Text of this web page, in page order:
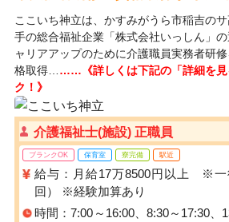
ここいち神立は、かすみがうら市稲吉の
手の総合福祉企業「株式会社いっしん」
ャリアアップのために介護職員実務者研
格取得… ……《詳しくは下記の「詳細を見
ク！》
介護福祉士(施設) 正職員
ブランクOK 保育室 寮完備 駅近
給与：月給17万8500円以上 ※一
回） ※経験加算あり
時間：7:00～16:00、8:30～17:30、